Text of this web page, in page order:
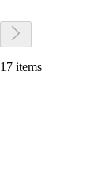
17 items